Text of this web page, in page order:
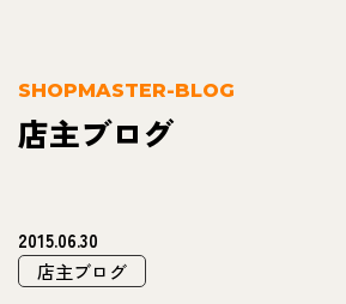
SHOPMASTER-BLOG
店主ブログ
2015.06.30
店主ブログ